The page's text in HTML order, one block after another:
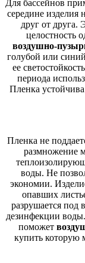
Для бассейнов
середине изделия
друг от друга.
целостность
воздушно-
голубой или
ее
периода
Пленка
Пленка не
размножение
воды. Не
экономии.
опавших
разрушается под
дезинфекции
поможет
купить